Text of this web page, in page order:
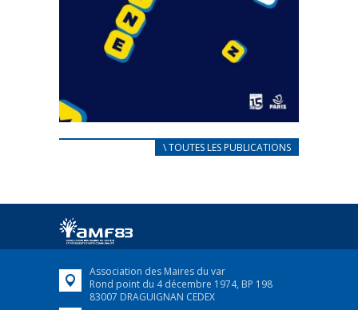
CARNET D’ACCUEIL
Afin d’accompagner au mieux les réfugiés
FEUILLETER
\ TOUTES LES PUBLICATIONS
Association des Maires du var
Rond point du 4 décembre 1974, BP 198
83007 DRAGUIGNAN CEDEX